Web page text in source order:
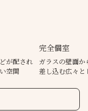
が配され
空間
完全個室
ガラスの壁面か
差し込む広々と